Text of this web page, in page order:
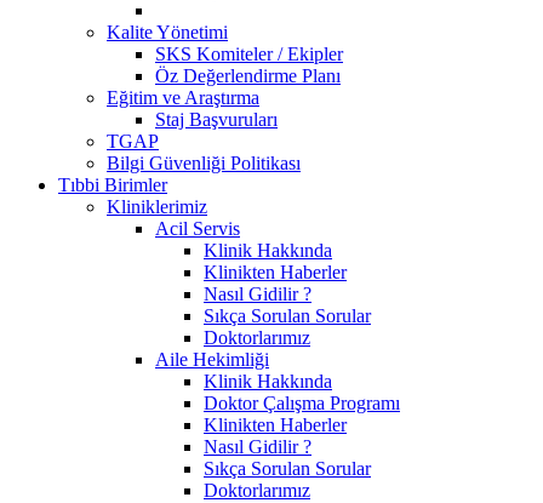
Kalite Yönetimi
SKS Komiteler / Ekipler
Öz Değerlendirme Planı
Eğitim ve Araştırma
Staj Başvuruları
TGAP
Bilgi Güvenliği Politikası
Tıbbi Birimler
Kliniklerimiz
Acil Servis
Klinik Hakkında
Klinikten Haberler
Nasıl Gidilir ?
Sıkça Sorulan Sorular
Doktorlarımız
Aile Hekimliği
Klinik Hakkında
Doktor Çalışma Programı
Klinikten Haberler
Nasıl Gidilir ?
Sıkça Sorulan Sorular
Doktorlarımız